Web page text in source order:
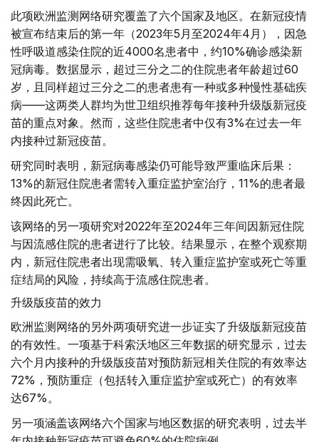
此项欧洲监测网络研究覆盖了六个国家及地区。在新冠疫情
被宣布结束后的第一年（2023年5月至2024年4月），因急
性呼吸道感染住院的近4000名患者中，约10%确诊感染新
冠病毒。数据显示，超过三分之二的住院患者年龄超过60
岁，且同样超过三分之二的患者患有一种或多种慢性基础疾
病——这两类人群均为世卫组织推荐每年接种升级版新冠疫
苗的重点对象。然而，这些住院患者中仅有3%在过去一年
内接种过新冠疫苗。
研究同时表明，新冠病毒感染仍可能导致严重临床后果：
13%的新冠住院患者需转入重症监护室治疗，11%的患者最
终因此死亡。
该网络的另一项研究对2022年至2024年三年间因新冠住院
与因流感住院的患者进行了比较。结果显示，在整个观察期
内，新冠住院患者出现需吸氧、转入重症监护室或死亡等重
症结局的风险，持续高于流感住院患者。
升级版疫苗的效力
欧洲监测网络的另外两项研究进一步证实了升级版新冠疫苗
的有效性。一项基于科索沃地区三年数据的研究显示，过去
六个月内接种的升级版疫苗对预防新冠相关住院的有效率达
72%，预防重症（包括转入重症监护室或死亡）的有效率
达67%。
另一项涵盖该网络六个国家与地区数据的研究表明，过去半